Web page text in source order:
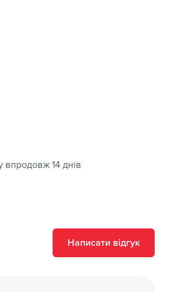
впродовж 14 днів
Написати відгук